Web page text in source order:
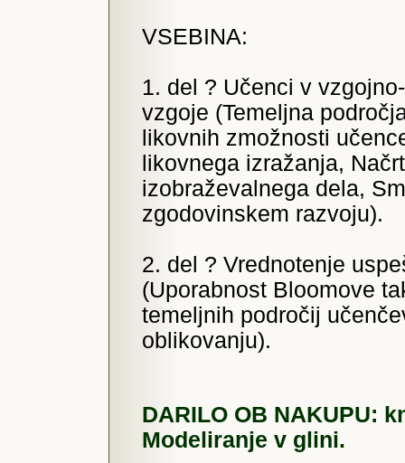
VSEBINA:
1. del ? Učenci v
vzgoje (Temeljna
likovnih zmožnosti
likovnega izražanja,
izobraževalnega dela,
zgodovinskem razvoju).
2. del ? Vrednotenje
(Uporabnost Bloomove
temeljnih področij
oblikovanju).
DARILO OB NAKUPU:
Modeliranje v glini.